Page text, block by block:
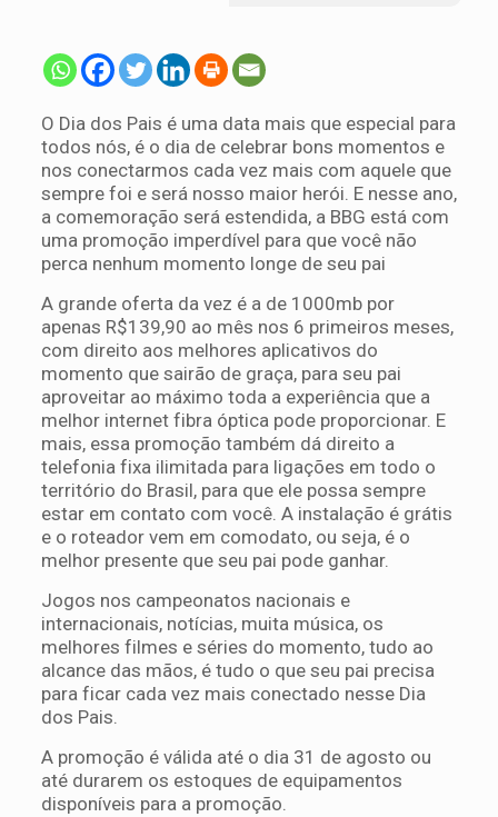
O Dia dos Pais é uma data mais que especial para
todos nós, é o dia de celebrar bons momentos e
nos conectarmos cada vez mais com aquele que
sempre foi e será nosso maior herói. E nesse ano,
a comemoração será estendida, a BBG está com
uma promoção imperdível para que você não
perca nenhum momento longe de seu pai
A grande oferta da vez é a de 1000mb por
apenas R$139,90 ao mês nos 6 primeiros meses,
com direito aos melhores aplicativos do
momento que sairão de graça, para seu pai
aproveitar ao máximo toda a experiência que a
melhor internet fibra óptica pode proporcionar. E
mais, essa promoção também dá direito a
telefonia fixa ilimitada para ligações em todo o
território do Brasil, para que ele possa sempre
estar em contato com você. A instalação é grátis
e o roteador vem em comodato, ou seja, é o
melhor presente que seu pai pode ganhar.
Jogos nos campeonatos nacionais e
internacionais, notícias, muita música, os
melhores filmes e séries do momento, tudo ao
alcance das mãos, é tudo o que seu pai precisa
para ficar cada vez mais conectado nesse Dia
dos Pais.
A promoção é válida até o dia 31 de agosto ou
até durarem os estoques de equipamentos
disponíveis para a promoção.